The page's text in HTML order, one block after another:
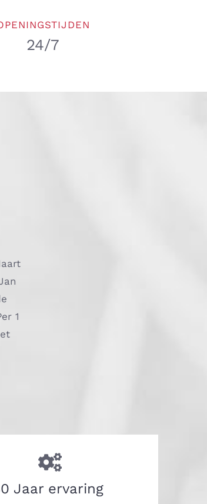
24/7
1
Jaar ervaring